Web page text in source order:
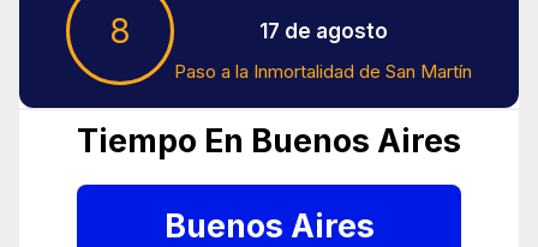
8 17 de agosto
Paso a la Inmortalidad de San Martín
Tiempo En Buenos Aires
Buenos Aires